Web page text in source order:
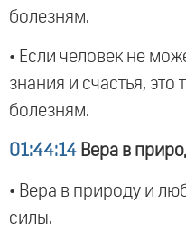
болезням.
• Если человек не
знания и счастья,
болезням.
01:44:14 Вера в
• Вера в природу и
силы.